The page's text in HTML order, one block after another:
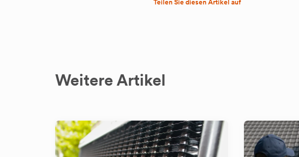
Teilen Sie diesen Artikel auf
Weitere Artikel